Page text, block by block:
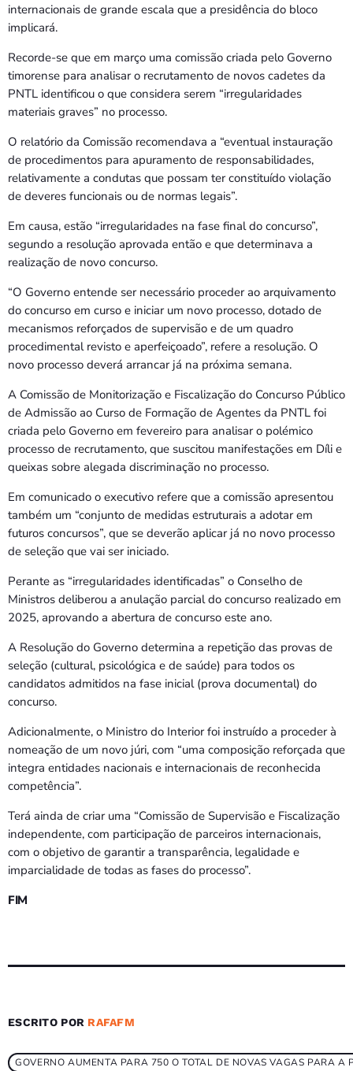
internacionais de grande escala que a presidência do bloco
implicará.
Recorde-se que em março uma comissão criada pelo Governo
timorense para analisar o recrutamento de novos cadetes da
PNTL identificou o que considera serem “irregularidades
materiais graves” no processo.
O relatório da Comissão recomendava a “eventual instauração
de procedimentos para apuramento de responsabilidades,
relativamente a condutas que possam ter constituído violação
de deveres funcionais ou de normas legais”.
Em causa, estão “irregularidades na fase final do concurso”,
segundo a resolução aprovada então e que determinava a
realização de novo concurso.
“O Governo entende ser necessário proceder ao arquivamento
do concurso em curso e iniciar um novo processo, dotado de
mecanismos reforçados de supervisão e de um quadro
procedimental revisto e aperfeiçoado”, refere a resolução. O
novo processo deverá arrancar já na próxima semana.
A Comissão de Monitorização e Fiscalização do Concurso Público
de Admissão ao Curso de Formação de Agentes da PNTL foi
criada pelo Governo em fevereiro para analisar o polémico
processo de recrutamento, que suscitou manifestações em Díli e
queixas sobre alegada discriminação no processo.
Em comunicado o executivo refere que a comissão apresentou
também um “conjunto de medidas estruturais a adotar em
futuros concursos”, que se deverão aplicar já no novo processo
de seleção que vai ser iniciado.
Perante as “irregularidades identificadas” o Conselho de
Ministros deliberou a anulação parcial do concurso realizado em
2025, aprovando a abertura de concurso este ano.
A Resolução do Governo determina a repetição das provas de
seleção (cultural, psicológica e de saúde) para todos os
candidatos admitidos na fase inicial (prova documental) do
concurso.
Adicionalmente, o Ministro do Interior foi instruído a proceder à
nomeação de um novo júri, com “uma composição reforçada que
integra entidades nacionais e internacionais de reconhecida
competência”.
Terá ainda de criar uma “Comissão de Supervisão e Fiscalização
independente, com participação de parceiros internacionais,
com o objetivo de garantir a transparência, legalidade e
imparcialidade de todas as fases do processo”.
FIM
ESCRITO POR RAFAFM
GOVERNO AUMENTA PARA 750 O TOTAL DE NOVAS VAGAS PARA A